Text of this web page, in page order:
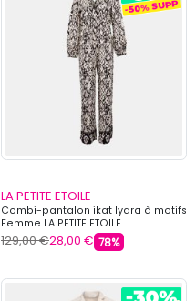
LA PETITE ETOILE
Combi-pantalon ikat lyara à motifs
Femme LA PETITE ETOILE
129,00 €28,00 € 78%